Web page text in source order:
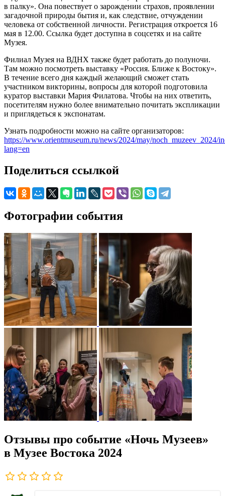
в палку». Она повествует о зарождении страхов, проявлении
загадочной природы бытия и, как следствие, отчуждении
человека от собственной личности. Регистрация откроется 16
мая в 12.00. Ссылка будет доступна в соцсетях и на сайте
Музея.
Филиал Музея на ВДНХ также будет работать до полуночи.
Там можно посмотреть выставку «Россия. Ближе к Востоку».
В течение всего дня каждый желающий сможет стать
участником викторины, вопросы для которой подготовила
куратор выставки Мария Филатова. Чтобы на них ответить,
посетителям нужно более внимательно почитать экспликации
и приглядеться к экспонатам.
Узнать подробности можно на сайте организаторов:
https://www.orientmuseum.ru/news/2024/may/noch_muzeev_2024/
lang=en
Поделиться ссылкой
Фотографии события
Отзывы про событие «Ночь Музеев»
в Музее Востока 2024